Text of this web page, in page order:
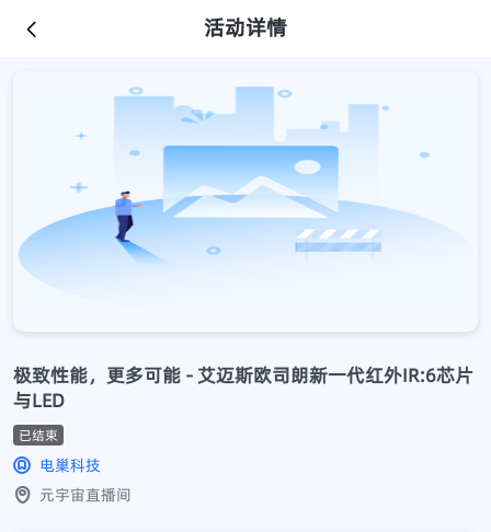
活动详情
极致性能，更多可能 - 艾迈斯欧司朗新一代红外IR:6芯片
与LED
已结束
电巢科技
元宇宙直播间